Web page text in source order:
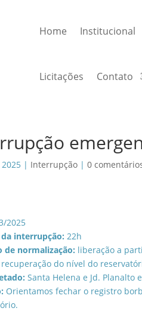
Home Institucional
Licitações Contato
| Interrupção |0
2025
interrupção:22h
de normalização: liberação a
recuperação do nível do
Santa Helena e Jd. Planalto
Orientamos fechar o registro